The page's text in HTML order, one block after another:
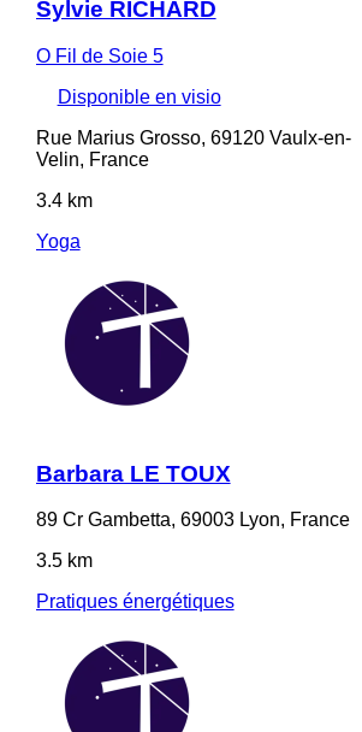
Sylvie RICHARD
O Fil de Soie 5
Disponible en visio
Rue Marius Grosso, 69120 Vaulx-en-
Velin, France
3.4 km
Yoga
Barbara LE TOUX
89 Cr Gambetta, 69003 Lyon, France
3.5 km
Pratiques énergétiques